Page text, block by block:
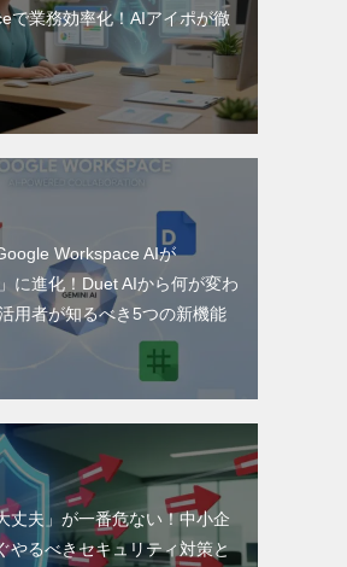
で業務効率化！AIアイポが徹
Workspace AIが
に進化！Duet AIから何が変わ
用者が知るべき5つの新機能
丈夫」が一番危ない！中小企
やるべきセキュリティ対策と